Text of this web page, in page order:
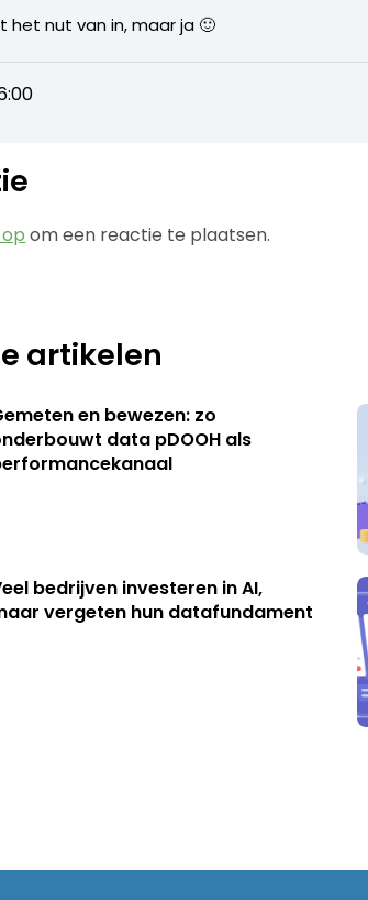
het nut van in, maar ja 🙂
om een reactie te plaatsen.
artikelen
en bewezen: zo
data pDOOH als
bedrijven investeren in AI,
vergeten hun datafundament